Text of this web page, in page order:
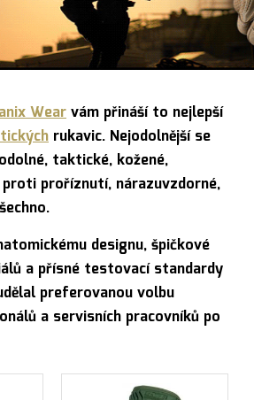
Wear vám přináší to nejlepší
rukavic. Nejodolnější se
taktické, kožené,
proříznutí, nárazuvzdorné,
designu, špičkové
a přísné testovací standardy
preferovanou volbu
a servisních pracovníků po